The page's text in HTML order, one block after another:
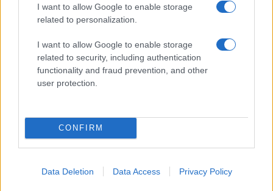
I want to allow Google to enable storage
related to personalization.
I want to allow Google to enable storage
related to security, including authentication
functionality and fraud prevention, and other
user protection.
CONFIRM
Data Deletion Data Access Privacy Policy
Look da ufficio estate 2026: consigli per un
abbigliamento fresco e professionale
Cristian Castiglioni · 7 Ago 2026